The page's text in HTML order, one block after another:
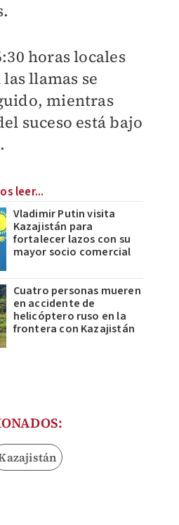
horas locales
las llamas se
mientras
suceso está bajo
leer...
Vladimir Putin visita
Kazajistán para
fortalecer lazos con su
mayor socio comercial
Cuatro personas mueren
en accidente de
helicóptero ruso en la
frontera con Kazajistán